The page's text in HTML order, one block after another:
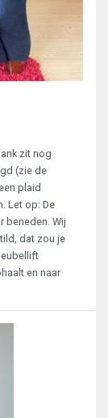
zit nog
(zie de
plaid
Let op: De
beneden. Wij
dat zou je
en naar